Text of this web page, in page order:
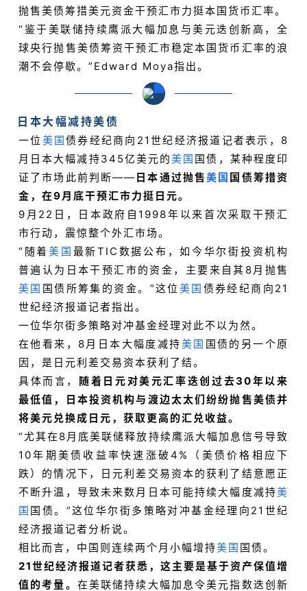
抛售美债筹措美元资金干预汇市力挺本国货币汇率。
“鉴于美联储持续鹰派大幅加息与美元迭创新高，全
球央行抛售美债筹资干预汇市稳定本国货币汇率的浪
潮不会停歇。”Edward Moya指出。
日本大幅减持美债
一位 美国债券经纪商向21世纪经济报道记者表示，8
月日本大幅减持345亿美元的美国 国债，某种程度印
证了市场此前判断—— 日本通过抛售美国 国债筹措资
金，在9月底干预汇市力挺日元。
9月22日，日本政府自1998年以来首次采取干预汇
市行动，震惊整个外汇市场。
“随着美国 最新TIC数据公布，如今华尔街投资机构
普遍认为日本干预汇市的资金，主要来自其8月抛售
美国 国债所筹集的资金。”这位 美国 债券经纪商向21
世纪经济报道记者指出。
一位华尔街多策略对冲基金经理对此不以为然。
在他看来，8月日本大幅度减持美国 国债的另一个原
因，是日元利差交易资本获利了结。
具体而言， 随着日元对美元汇率迭创过去30年以来
最低值，日本投资机构与渡边太太们纷纷抛售美债并
将美元兑换成日元，获取更高的汇兑收益。
“尤其在8月底美联储释放持续鹰派大幅加息信号导致
10年期美债收益率快速涨破4%（美债价格相应下
跌）的情况下，日元利差交易资本的获利了结意愿正
不断升温，导致未来数月日本可能持续大幅度减持美
国 国债。”这位华尔街多策略对冲基金经理向21世纪
经济报道记者分析说。
相比而言，中国则连续两个月小幅增持美国 国债。
21世纪经济报道记者获悉，这主要是基于资产保值增
值的考量。 在美联储持续大幅加息令美元指数迭创新